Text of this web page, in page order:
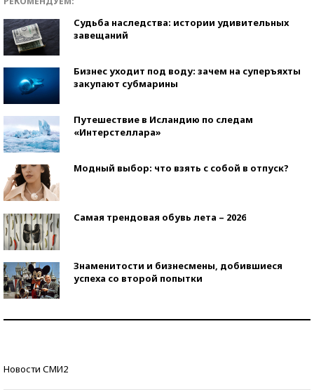
Судьба наследства: истории удивительных
завещаний
Бизнес уходит под воду: зачем на суперъяхты
закупают субмарины
Путешествие в Исландию по следам
«Интерстеллара»
Модный выбор: что взять с собой в отпуск?
Самая трендовая обувь лета – 2026
Знаменитости и бизнесмены, добившиеся
успеха со второй попытки
Новости СМИ2